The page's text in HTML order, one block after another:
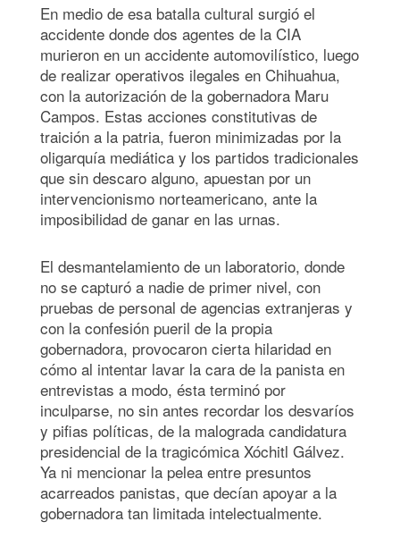
En medio de esa batalla cultural surgió el
accidente donde dos agentes de la CIA
murieron en un accidente automovilístico, luego
de realizar operativos ilegales en Chihuahua,
con la autorización de la gobernadora Maru
Campos. Estas acciones constitutivas de
traición a la patria, fueron minimizadas por la
oligarquía mediática y los partidos tradicionales
que sin descaro alguno, apuestan por un
intervencionismo norteamericano, ante la
imposibilidad de ganar en las urnas.
El desmantelamiento de un laboratorio, donde
no se capturó a nadie de primer nivel, con
pruebas de personal de agencias extranjeras y
con la confesión pueril de la propia
gobernadora, provocaron cierta hilaridad en
cómo al intentar lavar la cara de la panista en
entrevistas a modo, ésta terminó por
inculparse, no sin antes recordar los desvaríos
y pifias políticas, de la malograda candidatura
presidencial de la tragicómica Xóchitl Gálvez.
Ya ni mencionar la pelea entre presuntos
acarreados panistas, que decían apoyar a la
gobernadora tan limitada intelectualmente.